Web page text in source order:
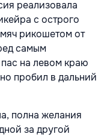
реализовала
с острого
рикошетом от
самым
на левом краю
пробил в дальний
полна желания
за другой